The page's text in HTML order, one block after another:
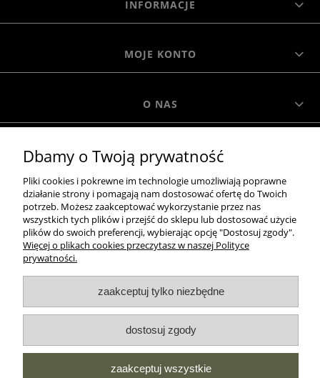
INFORMACJE
MOJE KONTO
O NAS
MOROWO
WSZELKIE PRAWA ZASTRZEŻONE MOROWO © 2018
realizacja:
pokaż pełną wersję strony
NASZE ODZNAKI
wyróżnienia są przyznawane przez
Dbamy o Twoją prywatność
Pliki cookies i pokrewne im technologie umożliwiają poprawne
działanie strony i pomagają nam dostosować ofertę do Twoich
potrzeb. Możesz zaakceptować wykorzystanie przez nas
wszystkich tych plików i przejść do sklepu lub dostosować użycie
plików do swoich preferencji, wybierając opcję "Dostosuj zgody".
Więcej o plikach cookies przeczytasz w naszej Polityce
prywatności.
zaakceptuj tylko niezbędne
dostosuj zgody
zaakceptuj wszystkie